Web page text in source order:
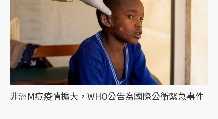
非洲M痘疫情擴大，WHO公告為國際公衛緊急事件